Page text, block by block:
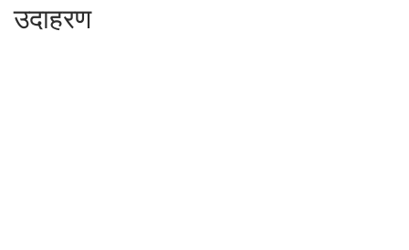
उदाहरण